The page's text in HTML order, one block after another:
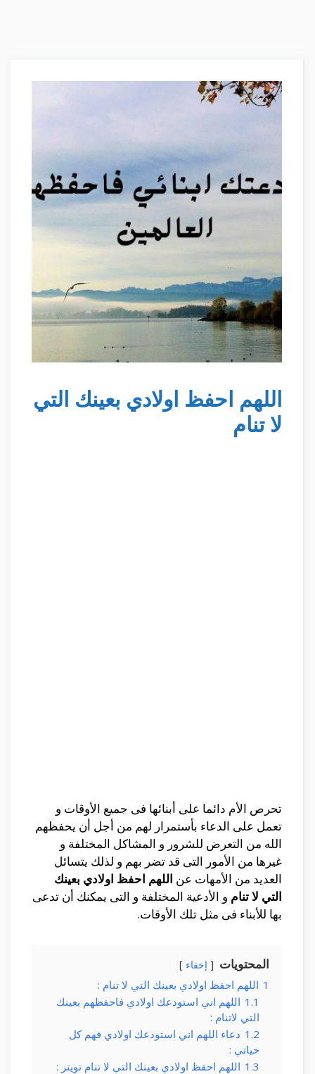
اللهم احفظ اولادي بعينك التي
لا تنام
تحرص الأم دائما على أبنائها فى جميع الأوقات و
تعمل على الدعاء بأستمرار لهم من أجل أن يحفظهم
الله من التعرض للشرور و المشاكل المختلفة و
غيرها من الأمور التى قد تضر بهم و لذلك يتسائل
العديد من الأمهات عن اللهم احفظ اولادي بعينك
التي لا تنام و الأدعية المختلفة و التى يمكنك أن تدعى
بها للأبناء فى مثل تلك الأوقات.
المحتويات إخفاء
1 اللهم احفظ اولادي بعينك التي لا تنام :
1.1 اللهم اني استودعك اولادي فاحفظهم بعينك
التي لاتنام :
1.2 دعاء اللهم اني استودعك اولادي فهم كل
حياتي :
1.3 اللهم احفظ اولادي بعينك التي لا تنام تويتر :